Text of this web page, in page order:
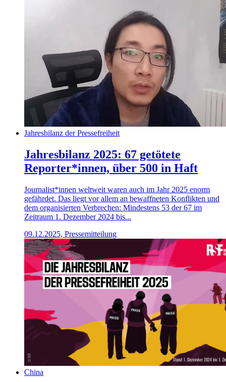
Jahresbilanz der Pressefreiheit
Jahresbilanz 2025: 67 getötete
Reporter*innen, über 500 in Haft
Journalist*innen weltweit waren auch im Jahr 2025 enorm
gefährdet. Das liegt vor allem an bewaffneten Konflikten und
dem organisierten Verbrechen: Mindestens 53 der 67 im
Zeitraum 1. Dezember 2024 bis...
09.12.2025, Pressemitteilung
China